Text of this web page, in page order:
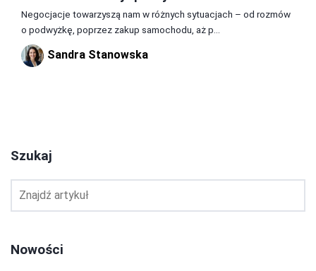
Negocjacje towarzyszą nam w różnych sytuacjach – od rozmów
o podwyżkę, poprzez zakup samochodu, aż p...
Sandra Stanowska
Szukaj
Nowości